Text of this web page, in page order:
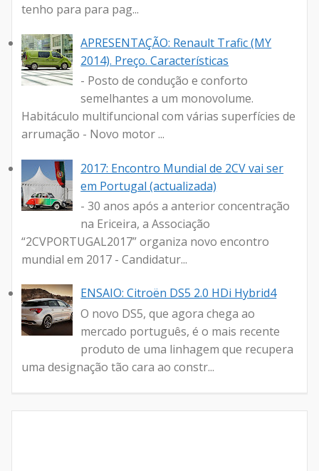
tenho para para pag...
APRESENTAÇÃO: Renault Trafic (MY
2014). Preço. Características
- Posto de condução e conforto
semelhantes a um monovolume.
Habitáculo multifuncional com várias superfícies de
arrumação - Novo motor ...
2017: Encontro Mundial de 2CV vai ser
em Portugal (actualizada)
- 30 anos após a anterior concentração
na Ericeira, a Associação
“2CVPORTUGAL2017” organiza novo encontro
mundial em 2017 - Candidatur...
ENSAIO: Citroën DS5 2.0 HDi Hybrid4
O novo DS5, que agora chega ao
mercado português, é o mais recente
produto de uma linhagem que recupera
uma designação tão cara ao constr...